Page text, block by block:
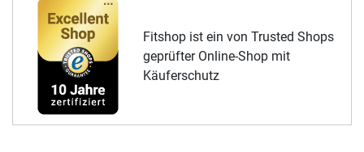
Fitshop ist ein von Trusted Shops
geprüfter Online-Shop mit
Käuferschutz